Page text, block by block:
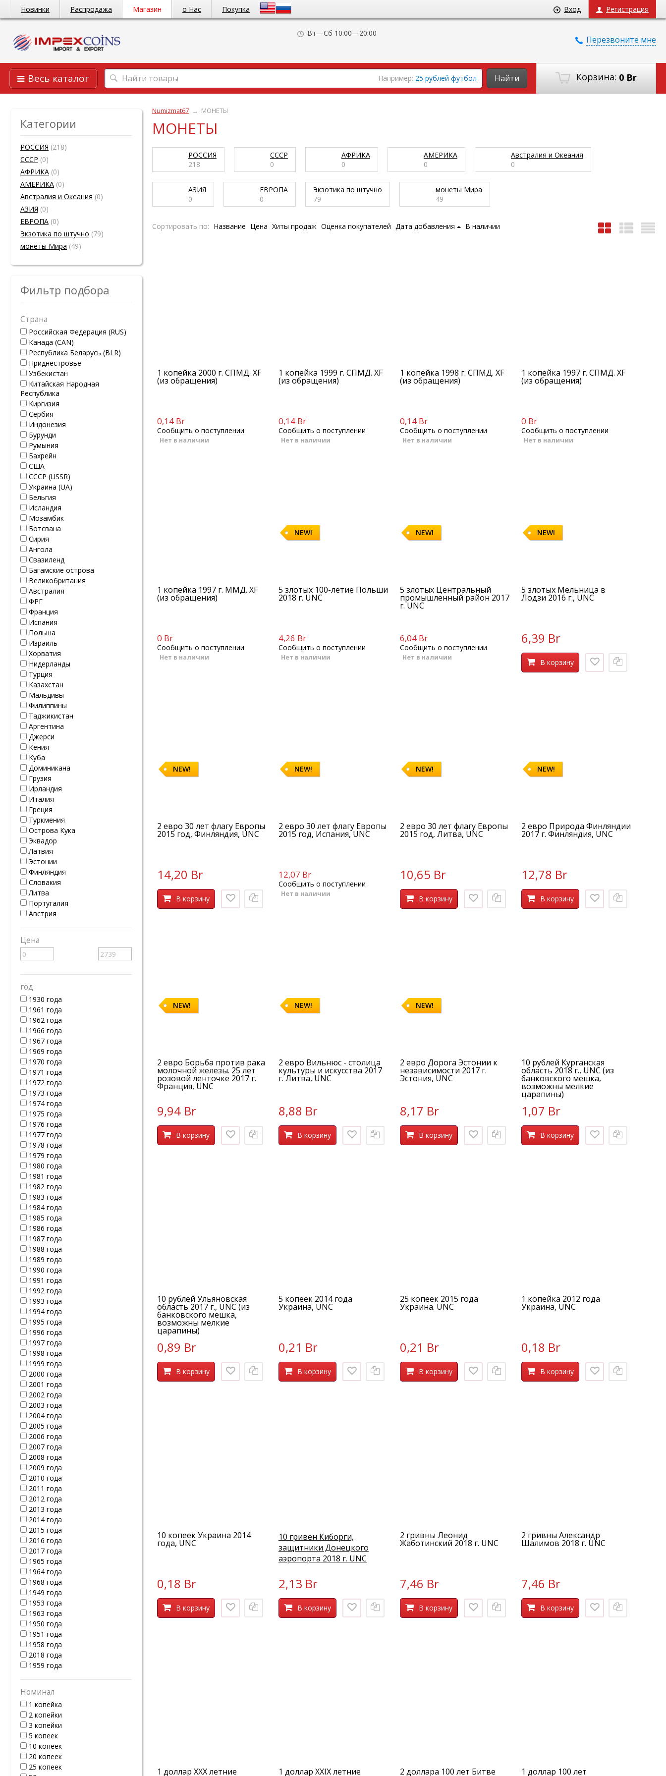
Новинки Распродажа Магазин о Нас Покупка Вход Регистрация
Перезвоните мне
Вт—Сб 10:00—20:00
Корзина: 0 Br
Весь каталог Например: 25 рублей футбол Найти
Категории
РОССИЯ (218)
СССР (0)
АФРИКА (0)
АМЕРИКА (0)
Австралия и Океания (0)
АЗИЯ (0)
ЕВРОПА (0)
Экзотика по штучно (79)
монеты Мира (49)
Фильтр подбора
Страна
Российская Федерация (RUS)
Канада (CAN)
Республика Беларусь (BLR)
Приднестровье
Узбекистан
Китайская Народная
Республика
Киргизия
Сербия
Индонезия
Бурунди
Румыния
Бахрейн
США
СССР (USSR)
Украина (UA)
Бельгия
Исландия
Мозамбик
Ботсвана
Сирия
Ангола
Свазиленд
Багамские острова
Великобритания
Австралия
ФРГ
Франция
Испания
Польша
Израиль
Хорватия
Нидерланды
Турция
Казахстан
Мальдивы
Филиппины
Таджикистан
Аргентина
Джерси
Кения
Куба
Доминикана
Грузия
Ирландия
Италия
Греция
Туркмения
Острова Кука
Эквадор
Латвия
Эстонии
Финляндия
Словакия
Литва
Португалия
Австрия
Цена
год
1930 года
1961 года
1962 года
1966 года
1967 года
1969 года
1970 года
1971 года
1972 года
1973 года
1974 года
1975 года
1976 года
1977 года
1978 года
1979 года
1980 года
1981 года
1982 года
1983 года
1984 года
1985 года
1986 года
1987 года
1988 года
1989 года
1990 года
1991 года
1992 года
1993 года
1994 года
1995 года
1996 года
1997 года
1998 года
1999 года
2000 года
2001 года
2002 года
2003 года
2004 года
2005 года
2006 года
2007 года
2008 года
2009 года
2010 года
2011 года
2012 года
2013 года
2014 года
2015 года
2016 года
2017 года
1965 года
1964 года
1968 года
1949 года
1953 года
1963 года
1950 года
1951 года
1958 года
2018 года
1959 года
Номинал
1 копейка
2 копейки
3 копейки
5 копеек
10 копеек
20 копеек
25 копеек
Numizmat67 → МОНЕТЫ
МОНЕТЫ
РОССИЯ
218
СССР
0
АФРИКА
0
АМЕРИКА
0
Австралия и Океания
0
АЗИЯ
0
ЕВРОПА
0
Экзотика по штучно
79
монеты Мира
49
Сортировать по: Название Цена Хиты продаж Оценка покупателей Дата добавления В наличии
1 копейка 2000 г. СПМД. XF
(из обращения)
0,14 Br
Сообщить о поступлении
Нет в наличии
1 копейка 1999 г. СПМД. XF
(из обращения)
0,14 Br
Сообщить о поступлении
Нет в наличии
1 копейка 1998 г. СПМД. XF
(из обращения)
0,14 Br
Сообщить о поступлении
Нет в наличии
1 копейка 1997 г. СПМД. XF
(из обращения)
0 Br
Сообщить о поступлении
Нет в наличии
1 копейка 1997 г. ММД. XF
(из обращения)
0 Br
Сообщить о поступлении
Нет в наличии
NEW!
5 злотых 100-летие Польши
2018 г. UNC
4,26 Br
Сообщить о поступлении
Нет в наличии
NEW!
5 злотых Центральный
промышленный район 2017
г. UNC
6,04 Br
Сообщить о поступлении
Нет в наличии
NEW!
5 злотых Мельница в
Лодзи 2016 г., UNC
6,39 Br
В корзину
NEW!
2 евро 30 лет флагу Европы
2015 год, Финляндия, UNC
14,20 Br
В корзину
NEW!
2 евро 30 лет флагу Европы
2015 год, Испания, UNC
12,07 Br
Сообщить о поступлении
Нет в наличии
NEW!
2 евро 30 лет флагу Европы
2015 год, Литва, UNC
10,65 Br
В корзину
NEW!
2 евро Природа Финляндии
2017 г. Финляндия, UNC
12,78 Br
В корзину
NEW!
2 евро Борьба против рака
молочной железы. 25 лет
розовой ленточке 2017 г.
Франция, UNC
9,94 Br
В корзину
NEW!
2 евро Вильнюс - столица
культуры и искусства 2017
г. Литва, UNC
8,88 Br
В корзину
NEW!
2 евро Дорога Эстонии к
независимости 2017 г.
Эстония, UNC
8,17 Br
В корзину
10 рублей Курганская
область 2018 г., UNC (из
банковского мешка,
возможны мелкие
царапины)
1,07 Br
В корзину
10 рублей Ульяновская
область 2017 г., UNC (из
банковского мешка,
возможны мелкие
царапины)
0,89 Br
В корзину
5 копеек 2014 года
Украина, UNC
0,21 Br
В корзину
25 копеек 2015 года
Украина. UNC
0,21 Br
В корзину
1 копейка 2012 года
Украина, UNC
0,18 Br
В корзину
10 копеек Украина 2014
года, UNC
0,18 Br
В корзину
10 гривен Киборги,
защитники Донецкого
аэропорта 2018 г. UNC
2,13 Br
В корзину
2 гривны Леонид
Жаботинский 2018 г. UNC
7,46 Br
В корзину
2 гривны Александр
Шалимов 2018 г. UNC
7,46 Br
В корзину
1 доллар XXX летние 1 доллар XXIX летние 2 доллара 100 лет Битве 1 доллар 100 лет